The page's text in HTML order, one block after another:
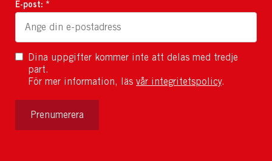
E-post: *
Dina uppgifter kommer inte att delas med tredje
part.
För mer information, läs vår integritetspolicy.
Prenumerera